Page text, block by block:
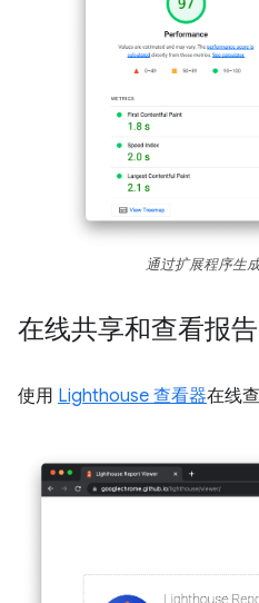
通过扩展程序生
在线共享和查看报告
使用 Lighthouse 查看器在线